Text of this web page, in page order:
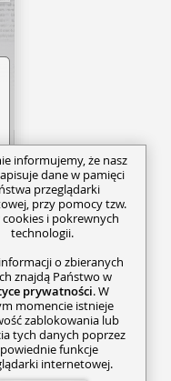
informujemy, że nasz
dane w pamięci
przeglądarki
przy pomocy tzw.
i pokrewnych
technologii.
o zbieranych
znajdą Państwo w
prywatności. W
momencie istnieje
zablokowania lub
tych danych poprzez
funkcje
internetowej.